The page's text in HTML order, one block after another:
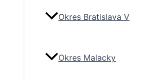
Okres Bratislava V
Okres Malacky